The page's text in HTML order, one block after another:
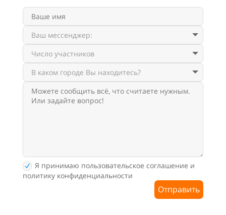
Я принимаю пользовательское соглашение и
политику конфиденциальности
Отправить